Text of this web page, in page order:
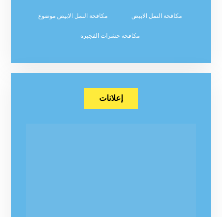
مكافحة النمل الابيض مكافحة النمل الابيض موضوع
مكافحة حشرات الفجيرة
إعلانات